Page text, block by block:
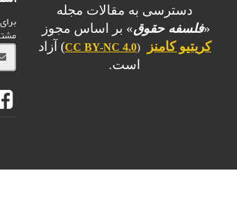
دسترسی به مقالات مجله
«فلسفه حقوق» بر اساس مجوز
کریتیو کامنز
(
CC BY-NC 4.0) آزاد
است.